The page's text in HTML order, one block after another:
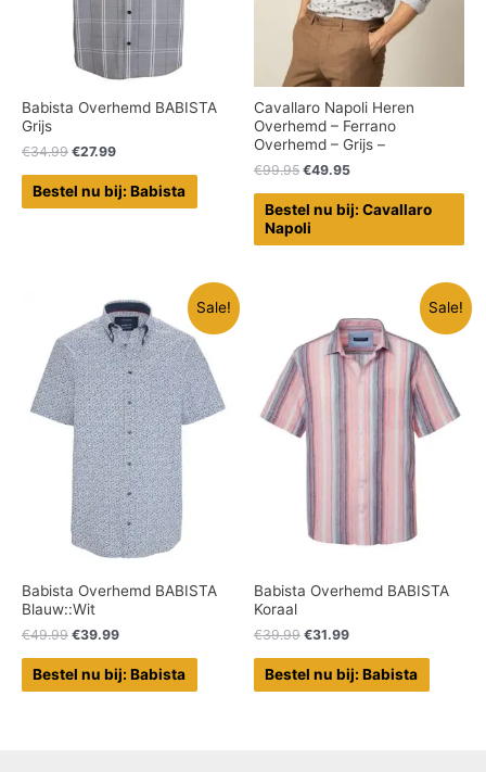
Babista Overhemd BABISTA
Grijs
€34.99 €27.99
Bestel nu bij: Babista
Cavallaro Napoli Heren
Overhemd – Ferrano
Overhemd – Grijs –
€99.95 €49.95
Bestel nu bij: Cavallaro
Napoli
Sale!
Babista Overhemd BABISTA
Blauw::Wit
€49.99 €39.99
Bestel nu bij: Babista
Sale!
Babista Overhemd BABISTA
Koraal
€39.99 €31.99
Bestel nu bij: Babista